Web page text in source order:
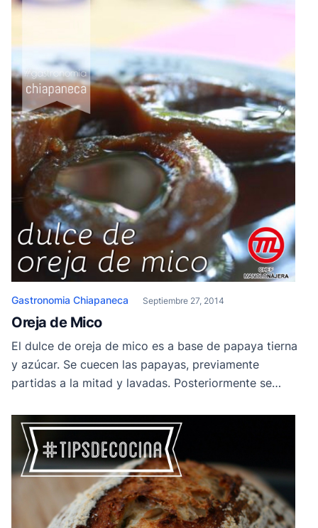
Gastronomia Chiapaneca Septiembre 27, 2014
Oreja de Mico
El dulce de oreja de mico es a base de papaya tierna
y azúcar. Se cuecen las papayas, previamente
partidas a la mitad y lavadas. Posteriormente se
el agua. Es ideal para comer con pozol.
#gastronomiachiapaneca